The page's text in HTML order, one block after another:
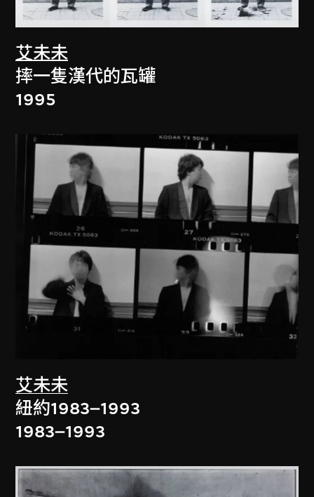
艾未未
摔一隻漢代的瓦罐
1995
艾未未
紐約1983–1993
1983–1993